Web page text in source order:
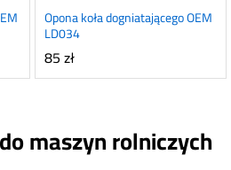
Opona koła dogniatającego OEM
LD034
85zł
maszyn rolniczych